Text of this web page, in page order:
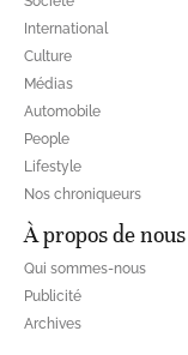
International
Culture
Médias
Automobile
People
Lifestyle
Nos chroniqueurs
À propos de nous
Qui sommes-nous
Publicité
Archives